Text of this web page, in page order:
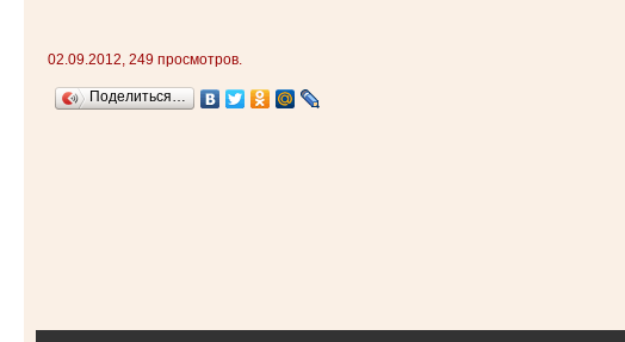
02.09.2012, 249 просмотров.
Поделиться…